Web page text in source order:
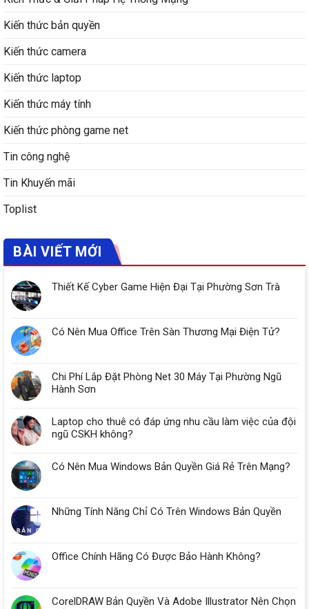
Kiến thức bản quyền
Kiến thức camera
Kiến thức laptop
Kiến thức máy tính
Kiến thức phòng game net
Tin công nghệ
Tin Khuyến mãi
Toplist
BÀI VIẾT MỚI
Thiết Kế Cyber Game Hiện Đại Tại Phường Sơn Trà
Có Nên Mua Office Trên Sàn Thương Mại Điện Tử?
Chi Phí Lắp Đặt Phòng Net 30 Máy Tại Phường Ngũ
Hành Sơn
Laptop cho thuê có đáp ứng nhu cầu làm việc của đội
ngũ CSKH không?
Có Nên Mua Windows Bản Quyền Giá Rẻ Trên Mạng?
Những Tính Năng Chỉ Có Trên Windows Bản Quyền
Office Chính Hãng Có Được Bảo Hành Không?
CorelDRAW Bản Quyền Và Adobe Illustrator Nên Chọn